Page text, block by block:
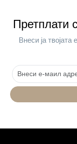
Претплати
Внеси ја твојата